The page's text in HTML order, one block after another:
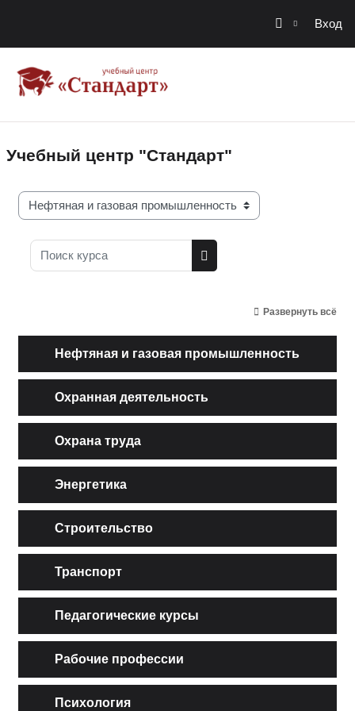
Вход
Учебный центр "Стандарт"
Категории курсов
Поиск курса
Поиск курса
Развернуть всё
Нефтяная и газовая промышленность
Охранная деятельность
Охрана труда
Энергетика
Строительство
Транспорт
Педагогические курсы
Рабочие профессии
Психология